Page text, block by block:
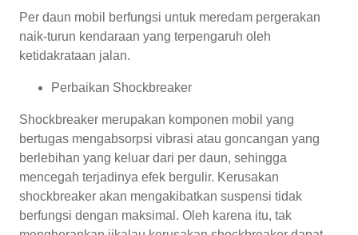
Per daun mobil berfungsi untuk meredam pergerakan
naik-turun kendaraan yang terpengaruh oleh
ketidakrataan jalan.
Perbaikan Shockbreaker
Shockbreaker merupakan komponen mobil yang
bertugas mengabsorpsi vibrasi atau goncangan yang
berlebihan yang keluar dari per daun, sehingga
mencegah terjadinya efek bergulir. Kerusakan
shockbreaker akan mengakibatkan suspensi tidak
berfungsi dengan maksimal. Oleh karena itu, tak